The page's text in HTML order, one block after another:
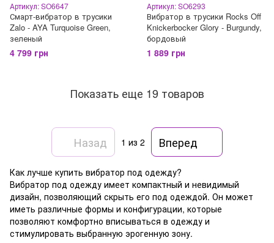
Артикул: SO6647
Смарт-вибратор в трусики
Zalo - AYA Turquoise Green,
зеленый
4 799 грн
Артикул: SO6293
Вибратор в трусики Rocks Off
Knickerbocker Glory - Burgundy,
бордовый
1 889 грн
Показать еще 19 товаров
Назад 1 из 2 Вперед
Как лучше купить вибратор под одежду?
Вибратор под одежду имеет компактный и невидимый
дизайн, позволяющий скрыть его под одеждой. Он может
иметь различные формы и конфигурации, которые
позволяют комфортно вписываться в одежду и
стимулировать выбранную эрогенную зону.